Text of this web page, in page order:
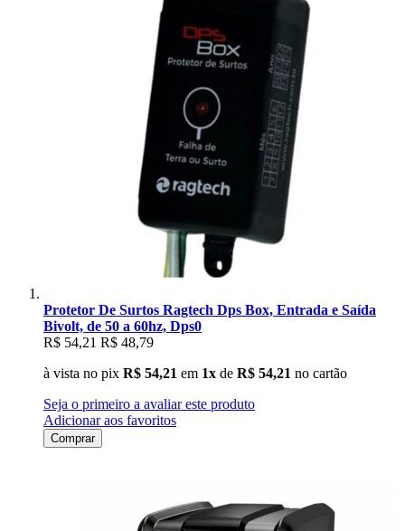
Protetor De Surtos Ragtech Dps Box, Entrada e Saída
Bivolt, de 50 a 60hz, Dps0
R$ 54,21 R$ 48,79
à vista no pix R$ 54,21 em 1x de R$ 54,21 no cartão
Seja o primeiro a avaliar este produto
Adicionar aos favoritos
Comprar